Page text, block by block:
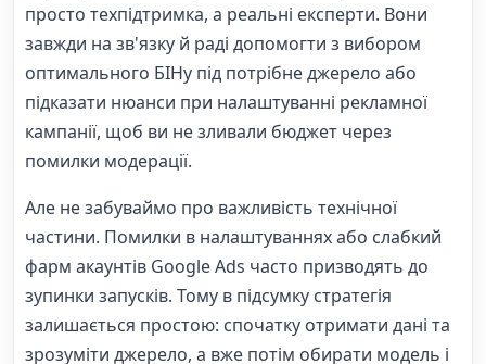
просто техпідтримка, а реальні експерти. Вони
завжди на зв'язку й раді допомогти з вибором
оптимального БІНу під потрібне джерело або
підказати нюанси при налаштуванні рекламної
кампанії, щоб ви не зливали бюджет через
помилки модерації.
Але не забуваймо про важливість технічної
частини. Помилки в налаштуваннях або слабкий
фарм акаунтів Google Ads часто призводять до
зупинки запусків. Тому в підсумку стратегія
залишається простою: спочатку отримати дані та
зрозуміти джерело, а вже потім обирати модель і